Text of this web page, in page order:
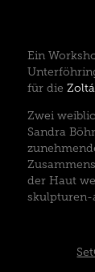
Ein
für die
Zwei
Sandra
der Haut
skulpturen-